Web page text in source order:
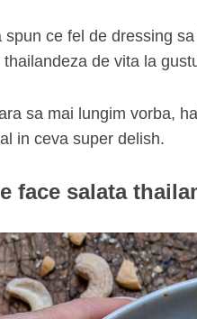
spun ce fel de dressing
de vita la
sa mai lungim vorba,
in ceva super delish.
face salata